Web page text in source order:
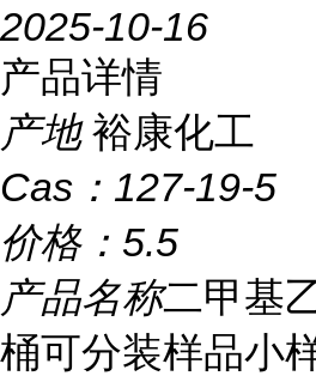
2025-10-16
产品详情
产地 裕康化工
Cas： 127-19-5
价格： 5.5
产品名称二甲基
桶可分装样品小